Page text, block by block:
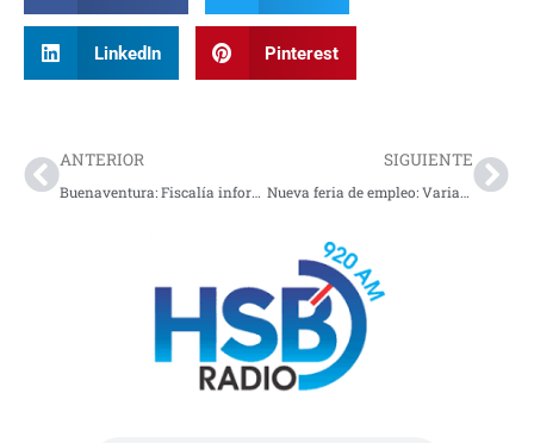
LinkedIn Pinterest
ANTERIOR
Buenaventura: Fiscalía informó de tremendo operativo contra el narcotráfico
SIGUIENTE
Nueva feria de empleo: Varias vacantes